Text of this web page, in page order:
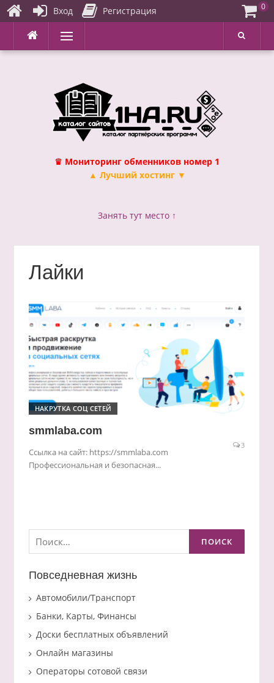
Перейти
содержимому
Меню
♛ Мониторинг обменников номер 1
▲ Лучший хостинг ▼
Занять тут место ↑
Лайки
НАКРУТКА СОЦ СЕТЕЙ
smmlaba.com
3
Ссылка на сайт: https://smmlaba.com
Профессиональная и безопасная...
Найти:
Повседневная жизнь
Автомобили/Транспорт
Банки, Карты, Финансы
Доски бесплатных объявлений
Онлайн магазины
Операторы сотовой связи
Вход Регистрация 0